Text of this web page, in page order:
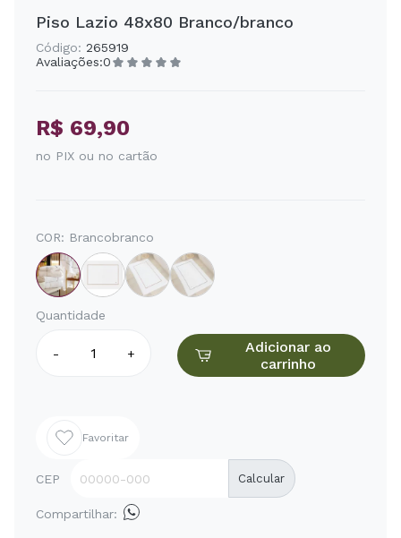
Piso Lazio 48x80 Branco/branco
Código: 265919
Avaliações:0
R$ 69,90
no PIX ou no cartão
COR: Brancobranco
Quantidade
- +
Adicionar ao
carrinho
Favoritar
CEP Calcular
Compartilhar: